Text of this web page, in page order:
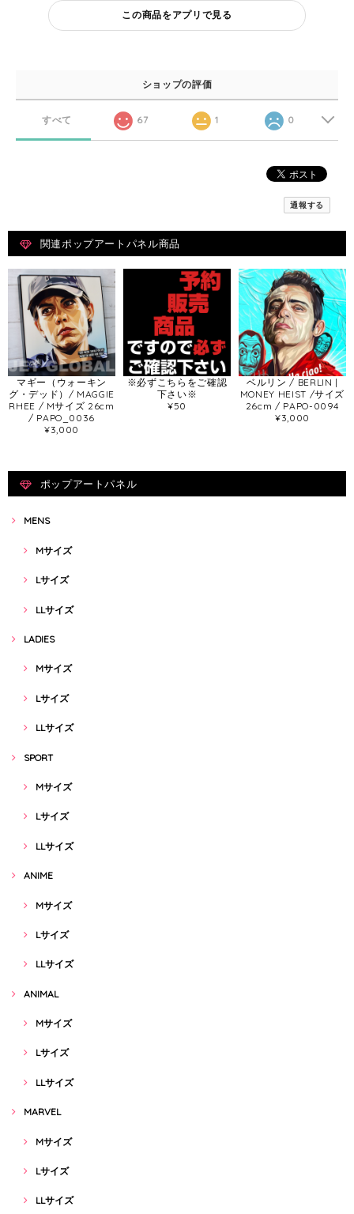
この商品をアプリで見る
ショップの評価
すべて 67 1 0
通報する
関連ポップアートパネル商品
マギー（ウォーキン
グ・デッド）/ MAGGIE
RHEE / Mサイズ 26cm
/ PAPO_0036
¥3,000
※必ずこちらをご確認
下さい※
¥50
ベルリン / BERLIN |
MONEY HEIST /サイズ
26cm / PAPO-0094
¥3,000
ポップアートパネル
MENS
Mサイズ
Lサイズ
LLサイズ
LADIES
Mサイズ
Lサイズ
LLサイズ
SPORT
Mサイズ
Lサイズ
LLサイズ
ANIME
Mサイズ
Lサイズ
LLサイズ
ANIMAL
Mサイズ
Lサイズ
LLサイズ
MARVEL
Mサイズ
Lサイズ
LLサイズ